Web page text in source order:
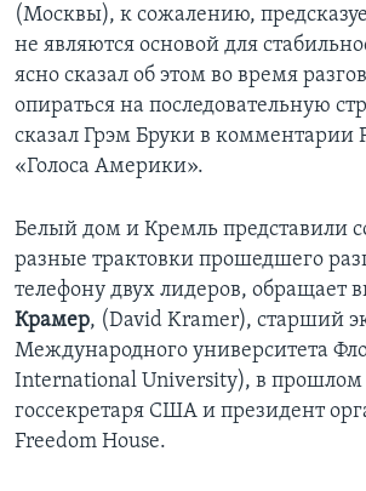
(Москвы), к сожалению,
не являются основой для
ясно сказал об этом во время
опираться на последовательную
сказал Грэм Бруки в комментарии
«Голоса Америки».
Белый дом и Кремль представили
разные трактовки прошедшего
телефону двух лидеров, обращает
Крамер, (David Kramer), старший
Международного университета
International University), в прошлом
госсекретаря США и президент
Freedom House.